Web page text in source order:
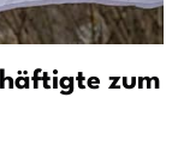
zum